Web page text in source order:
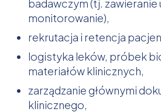
badawczym (tj. zawieranie
monitorowanie),
rekrutacja i retencja
logistyka leków, próbek
materiałów klinicznych,
zarządzanie głównymi
klinicznego,